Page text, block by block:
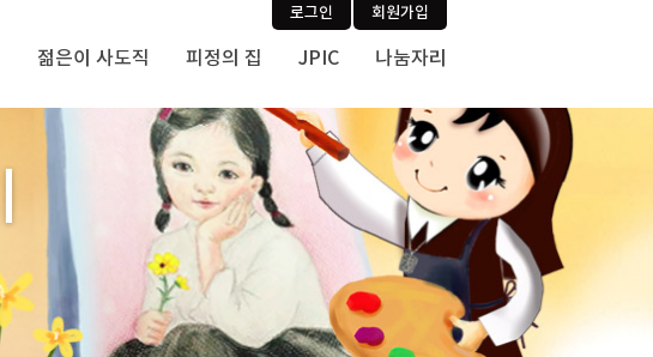
로그인 회원가입
젊은이 사도직 피정의 집 JPIC 나눔자리